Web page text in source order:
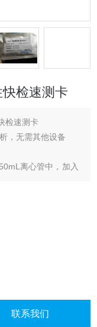
检速测卡
检速测卡
，无需其他设备
离心管中，加入
3分钟）后，用定性
联系我们